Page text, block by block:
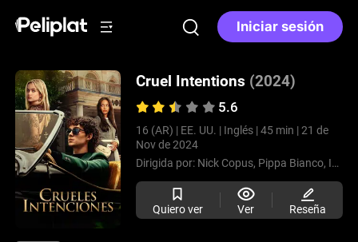
Iniciar sesión
Cruel Intentions (2024)
5.6
16 (AR) | EE. UU. | Inglés | 45 min | 21 de
Nov de 2024
Dirigida por: Nick Copus, Pippa Bianco, Iain B. MacDonald,
Quiero ver Ver Reseña